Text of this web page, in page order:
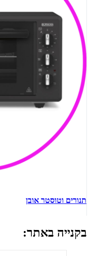
תנורים וטוסטר אובן
בקנייה באתר: